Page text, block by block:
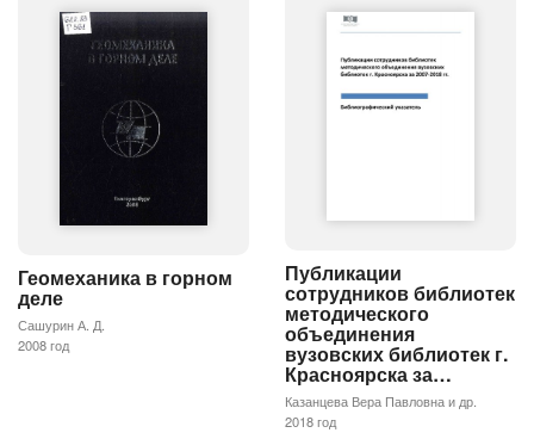
Геомеханика в горном
деле
Сашурин А. Д.
2008 год
Публикации
сотрудников библиотек
методического
объединения
вузовских библиотек г.
Красноярска за…
Казанцева Вера Павловна и др.
2018 год